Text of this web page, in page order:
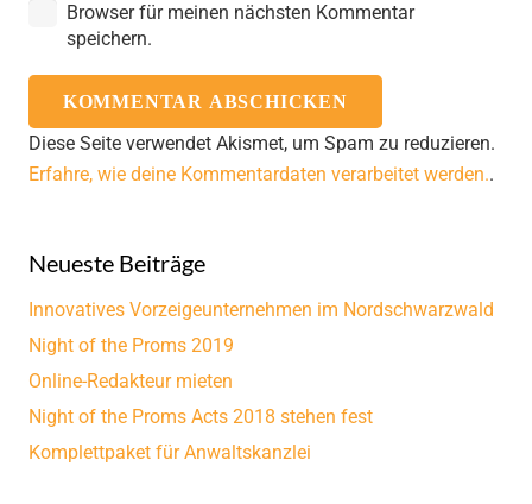
Browser für meinen nächsten Kommentar
speichern.
KOMMENTAR ABSCHICKEN
Diese Seite verwendet Akismet, um Spam zu reduzieren.
Erfahre, wie deine Kommentardaten verarbeitet werden..
Neueste Beiträge
Innovatives Vorzeigeunternehmen im Nordschwarzwald
Night of the Proms 2019
Online-Redakteur mieten
Night of the Proms Acts 2018 stehen fest
Komplettpaket für Anwaltskanzlei